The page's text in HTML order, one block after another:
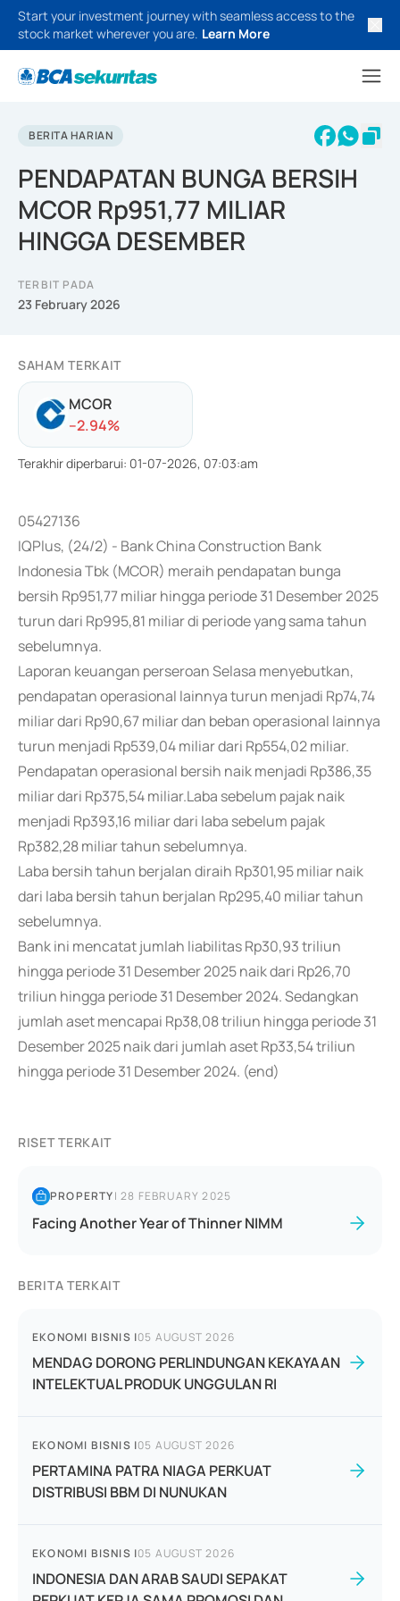
Start your investment journey with seamless access to the
stock market wherever you are. Learn More
BERITA HARIAN
PENDAPATAN BUNGA BERSIH
MCOR Rp951,77 MILIAR
HINGGA DESEMBER
TERBIT PADA
23 February 2026
SAHAM TERKAIT
MCOR
--2.94%
Terakhir diperbarui: 01-07-2026, 07:03:am
05427136
IQPlus, (24/2) - Bank China Construction Bank
Indonesia Tbk (MCOR) meraih pendapatan bunga
bersih Rp951,77 miliar hingga periode 31 Desember 2025
turun dari Rp995,81 miliar di periode yang sama tahun
sebelumnya.
Laporan keuangan perseroan Selasa menyebutkan,
pendapatan operasional lainnya turun menjadi Rp74,74
miliar dari Rp90,67 miliar dan beban operasional lainnya
turun menjadi Rp539,04 miliar dari Rp554,02 miliar.
Pendapatan operasional bersih naik menjadi Rp386,35
miliar dari Rp375,54 miliar.Laba sebelum pajak naik
menjadi Rp393,16 miliar dari laba sebelum pajak
Rp382,28 miliar tahun sebelumnya.
Laba bersih tahun berjalan diraih Rp301,95 miliar naik
dari laba bersih tahun berjalan Rp295,40 miliar tahun
sebelumnya.
Bank ini mencatat jumlah liabilitas Rp30,93 triliun
hingga periode 31 Desember 2025 naik dari Rp26,70
triliun hingga periode 31 Desember 2024. Sedangkan
jumlah aset mencapai Rp38,08 triliun hingga periode 31
Desember 2025 naik dari jumlah aset Rp33,54 triliun
hingga periode 31 Desember 2024. (end)
RISET TERKAIT
PROPERTY|28 FEBRUARY 2025
Facing Another Year of Thinner NIMM
BERITA TERKAIT
EKONOMI BISNIS |05 AUGUST 2026
MENDAG DORONG PERLINDUNGAN KEKAYAAN
INTELEKTUAL PRODUK UNGGULAN RI
EKONOMI BISNIS |05 AUGUST 2026
PERTAMINA PATRA NIAGA PERKUAT
DISTRIBUSI BBM DI NUNUKAN
EKONOMI BISNIS |05 AUGUST 2026
INDONESIA DAN ARAB SAUDI SEPAKAT